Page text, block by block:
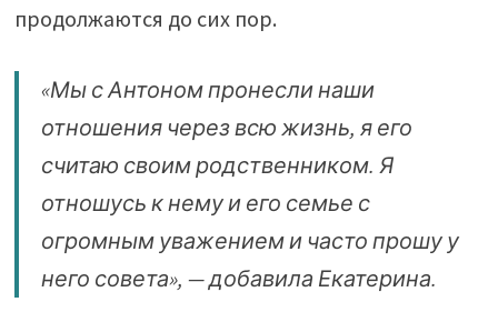
продолжаются до сих пор.
«Мы с Антоном пронесли наши
отношения через всю жизнь, я его
считаю своим родственником. Я
отношусь к нему и его семье с
огромным уважением и часто прошу у
него совета», — добавила Екатерина.